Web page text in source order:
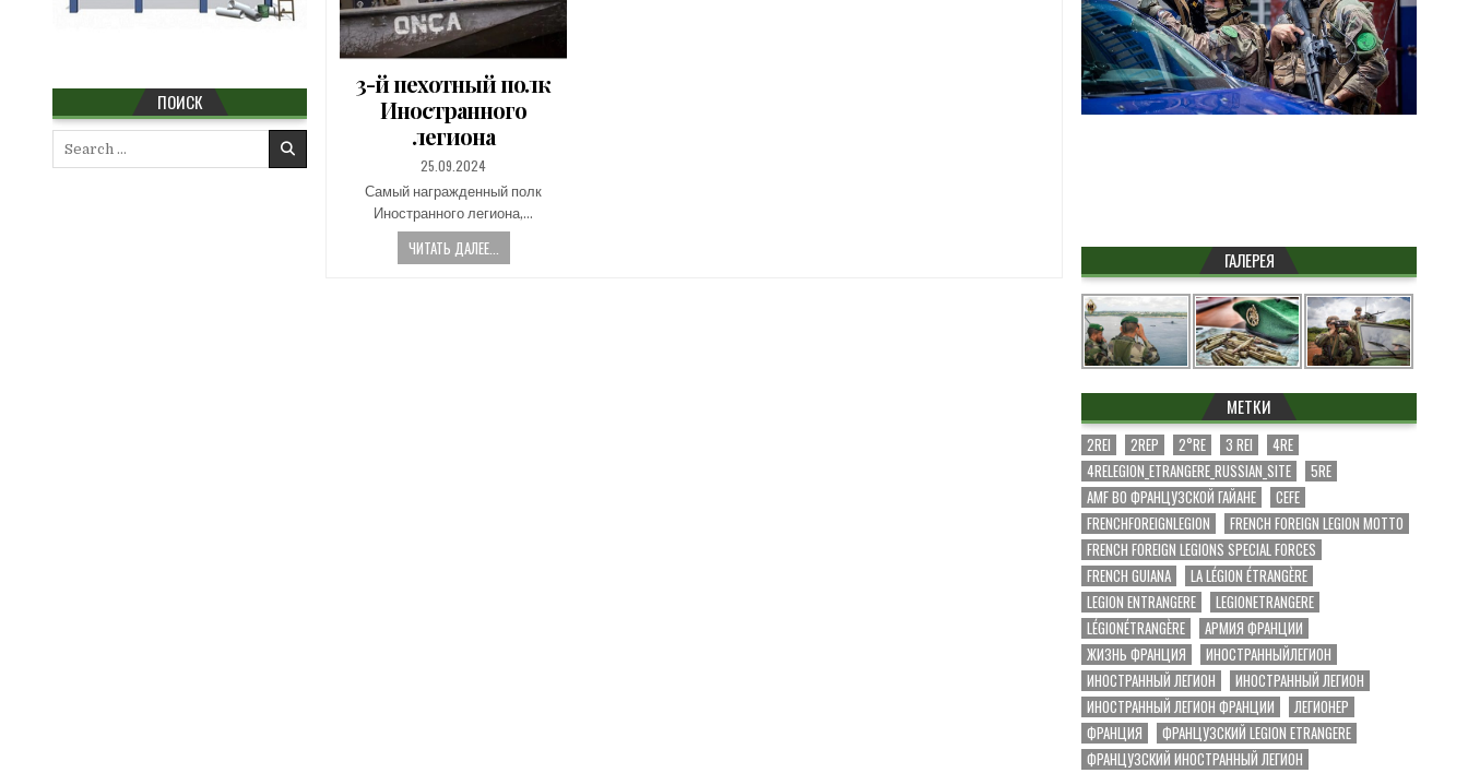
3-й пехотный полк
Иностранного
легиона
PUBLISHED
DATE:
25.09.2024
Самый награжденный полк
Иностранного легиона,…
ЧИТАТЬ ДАЛЕЕ...
ПОИСК
ГАЛЕРЕЯ
МЕТКИ
2REI 2REP 2°RE 3 REI
4RE
4RELEGION_ETRANGERE_RUSSIAN_SITE
5RE
AMF ВО ФРАНЦУЗСКОЙ ГАЙАНЕ
CEFE
FRENCHFOREIGNLEGION
FRENCH FOREIGN LEGION MOTTO
FRENCH FOREIGN LEGIONS SPECIAL FORCES
FRENCH GUIANA
LA LÉGION ÉTRANGÈRE
LEGION ENTRANGERE
LEGIONETRANGERE
LÉGIONÉTRANGÈRE
АРМИЯ ФРАНЦИИ
ЖИЗНЬ ФРАНЦИЯ
ИНОСТРАННЫЙЛЕГИОН
ИНОСТРАННЫЙ ЛЕГИОН
ИНОСТРАННЫЙ ЛЕГИОН
ИНОСТРАННЫЙ ЛЕГИОН ФРАНЦИИ
ЛЕГИОНЕР
ФРАНЦИЯ
ФРАНЦУЗСКИЙ LEGION ETRANGERE
ФРАНЦУЗСКИЙ ИНОСТРАННЫЙ ЛЕГИОН